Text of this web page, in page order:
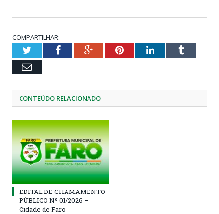
COMPARTILHAR:
TwitterFacebookGoogle+PinterestLinkedInTumblr
Email
CONTEÚDO RELACIONADO
EDITAL DE CHAMAMENTO
PÚBLICO Nº 01/2026 –
Cidade de Faro